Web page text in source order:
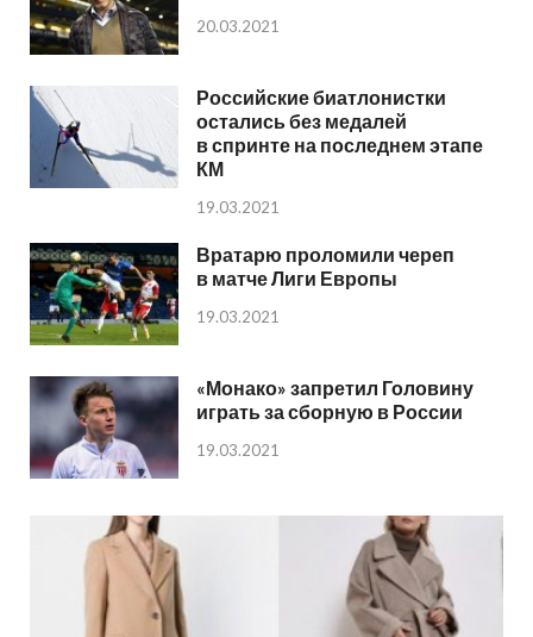
20.03.2021
Российские биатлонистки
остались без медалей
в спринте на последнем этапе
КМ
19.03.2021
Вратарю проломили череп
в матче Лиги Европы
19.03.2021
«Монако» запретил Головину
играть за сборную в России
19.03.2021